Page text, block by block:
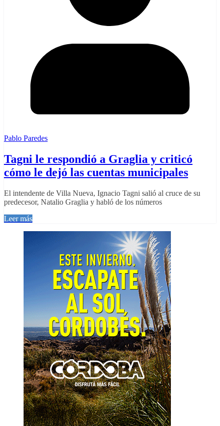
Pablo Paredes
Tagni le respondió a Graglia y criticó
cómo le dejó las cuentas municipales
El intendente de Villa Nueva, Ignacio Tagni salió al cruce de su
predecesor, Natalio Graglia y habló de los números
Leer más